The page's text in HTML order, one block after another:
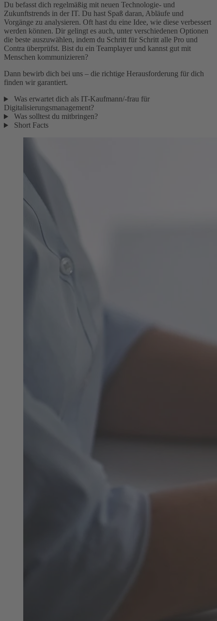
Du befasst dich regelmäßig mit neuen Technologie- und
Zukunftstrends in der IT. Du hast Spaß daran, Abläufe und
Vorgänge zu analysieren. Oft hast du eine Idee, wie diese verbessert
werden können. Dir gelingt es auch, unter verschiedenen Optionen
die beste auszuwählen, indem du Schritt für Schritt alle Pro und
Contra überprüfst. Bist du ein Teamplayer und kannst gut mit
Menschen kommunizieren?
Dann bewirb dich bei uns – die richtige Herausforderung für dich
finden wir garantiert.
Was erwartet dich als IT-Kaufmann/-frau für
Digitalisierungsmanagement?
Was solltest du mitbringen?
Short Facts